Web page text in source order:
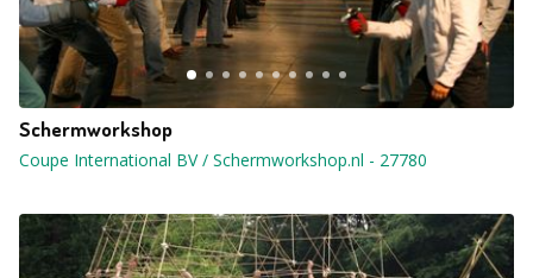
Schermworkshop
Coupe International BV / Schermworkshop.nl - 27780